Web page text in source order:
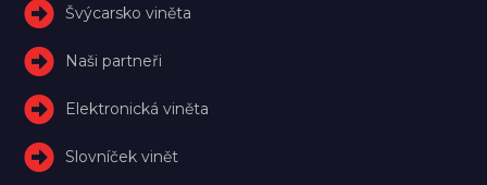
Švýcarsko viněta
Naši partneři
Elektronická viněta
Slovníček vinět